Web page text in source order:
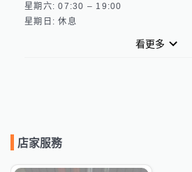
星期六: 07:30 – 19:00
看更多
店家服務